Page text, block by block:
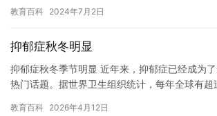
休学…
教育百科 2024年7月2日
抑郁症秋冬明显
抑郁症秋冬季节明显 近年来，抑郁症已经成为
热门话题。据世界卫生组织统计，每年全球有
教育百科 2026年4月12日